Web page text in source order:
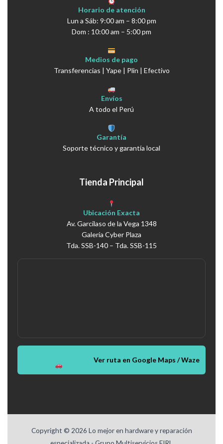
Horario de atención
Lun a Sáb: 9:00 am – 8:00 pm
Dom : 10:00 am – 5:00 pm
Medios de pago
Transferencias | Yape | Plin | Efectivo
Envíos
A todo el Perú
Garantía
Soporte técnico y garantía local
Tienda Principal
Ubicación Exacta
Av. Garcilaso de la Vega 1348
Galería Cyber Plaza
Tda. SSB-140 – Tda. SSB-115
Ver ruta en Google Maps / Waze
Copyright © 2026 Lo mejor en hardware y reparación